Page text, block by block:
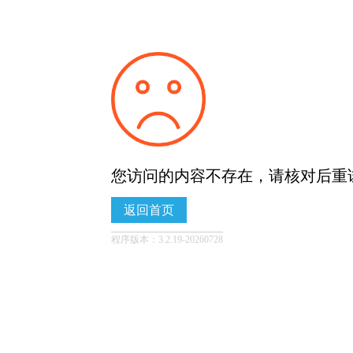
您访问的内容不存在，请核对后重
返回首页
程序版本：3.2.19-20260728